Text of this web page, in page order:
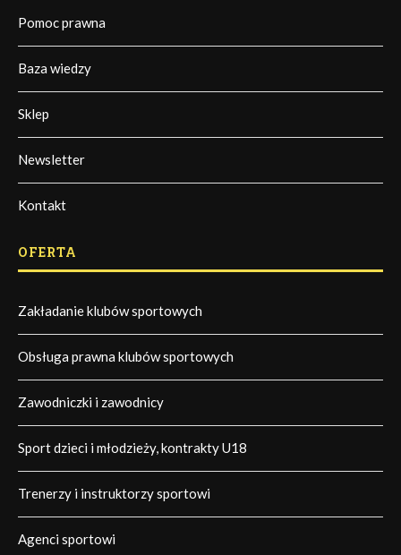
Pomoc prawna
Baza wiedzy
Sklep
Newsletter
Kontakt
OFERTA
Zakładanie klubów sportowych
Obsługa prawna klubów sportowych
Zawodniczki i zawodnicy
Sport dzieci i młodzieży, kontrakty U18
Trenerzy i instruktorzy sportowi
Agenci sportowi